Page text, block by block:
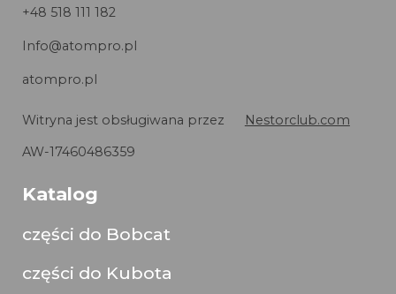
+48 518 111 182
Info@atompro.pl
atompro.pl
Witryna jest obsługiwana przez
Nestorclub.com
AW-17460486359
Katalog
części do Bobcat
części do Kubota